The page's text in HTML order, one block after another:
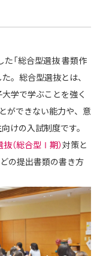
「総合型選抜 書類作
。総合型選抜とは、
学で学ぶことを強く
ができない能力や、意
けの入試制度です。
（総合型Ⅰ期）対策と
の提出書類の書き方